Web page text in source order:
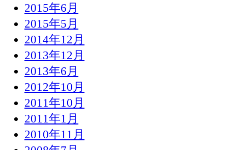
2015年6月
2015年5月
2014年12月
2013年12月
2013年6月
2012年10月
2011年10月
2011年1月
2010年11月